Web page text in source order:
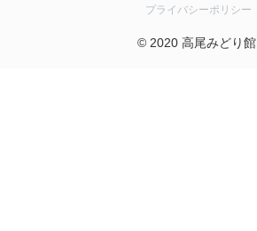
プライバシーポリシー
© 2020 高尾みどり館.